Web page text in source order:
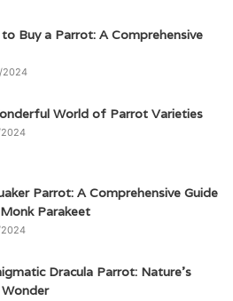
Buy a Parrot: A Comprehensive
2024
World of Parrot Varieties
Parrot: A Comprehensive Guide
Parakeet
Dracula Parrot: Nature’s